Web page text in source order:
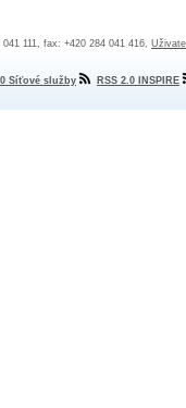
111, fax: +420 284 041 416,
Síťové služby RSS 2.0 INSPIRE